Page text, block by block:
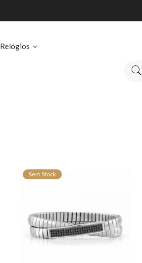
Relógios
Sem Stock